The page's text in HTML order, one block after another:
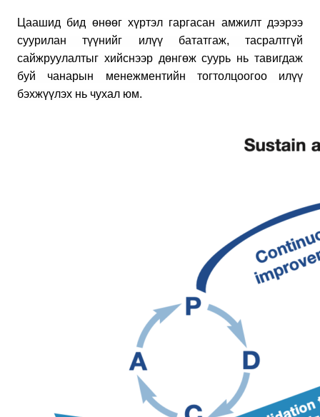
Цаашид бид өнөөг хүртэл гаргасан амжилт дээрээ
суурилан түүнийг илүү бататгаж, тасралтгүй
сайжруулалтыг хийснээр дөнгөж суурь нь тавигдаж
буй чанарын менежментийн тогтолцоогоо илүү
бэхжүүлэх нь чухал юм.